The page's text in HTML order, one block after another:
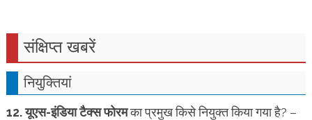
संक्षिप्त खबरें
नियुक्तियां
12.यूएस-इंडिया टैक्स फोरमका प्रमुख किसे नियुक्त किया गया है? –